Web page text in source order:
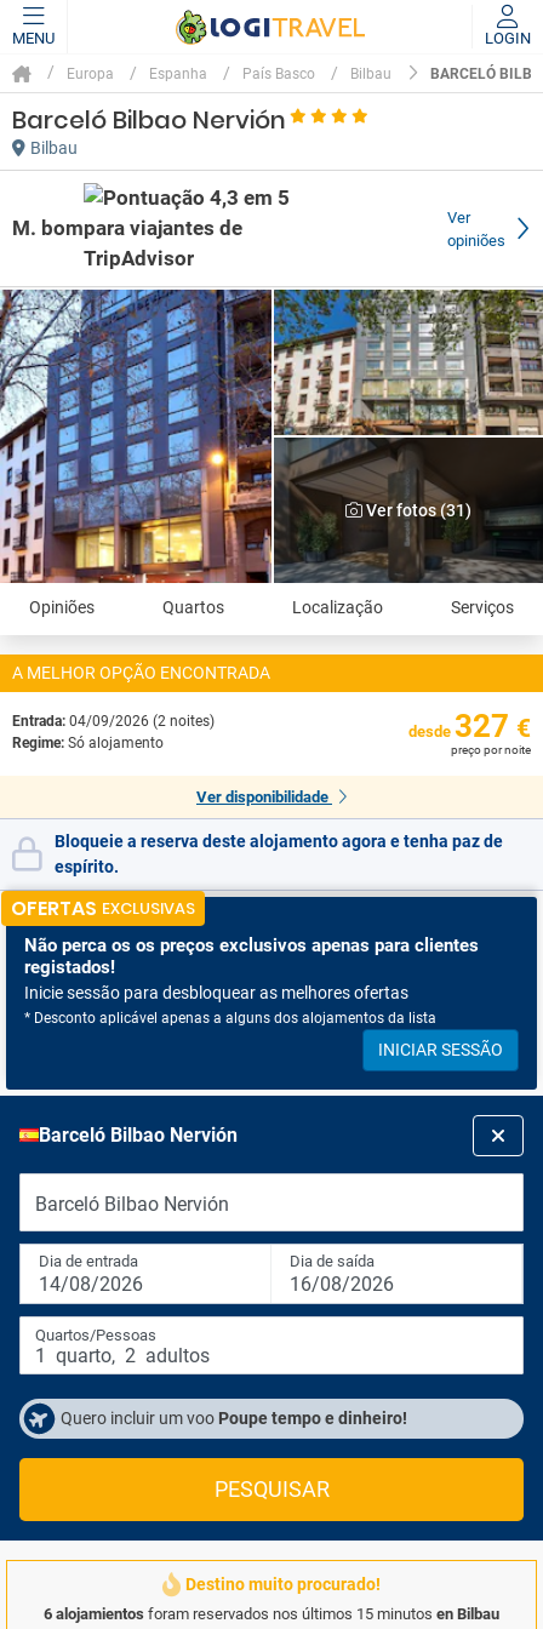
MENU LOGIN
Europa Espanha País Basco Bilbau BARCELÓ
Barceló Bilbao Nervión
Bilbau
M. bom
Ver
opiniões
Ver fotos (31)
Opiniões Quartos Localização Serviços
A MELHOR OPÇÃO ENCONTRADA
Entrada: 04/09/2026 (2 noites)
Regime: Só alojamento
desde 327 €
preço por noite
Ver disponibilidade
Bloqueie a reserva deste alojamento agora e tenha paz de
espírito.
OFERTAS EXCLUSIVAS
Não perca os os preços exclusivos apenas para clientes
registados!
Inicie sessão para desbloquear as melhores ofertas
* Desconto aplicável apenas a alguns dos alojamentos da lista
INICIAR SESSÃO
Barceló Bilbao Nervión
Barceló Bilbao Nervión
Dia de entrada
14/08/2026
Dia de saída
16/08/2026
Quartos/Pessoas
1 quarto, 2 adultos
Quero incluir um voo Poupe tempo e dinheiro!
PESQUISAR
Destino muito procurado!
6 alojamientos foram reservados nos últimos 15 minutos en Bilbau